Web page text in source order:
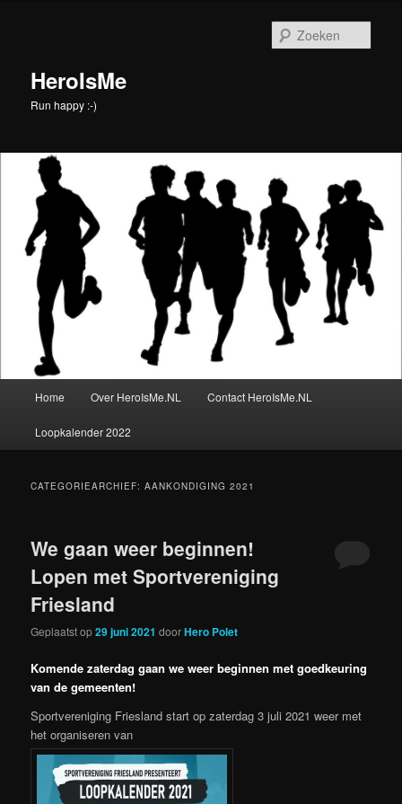
inhoud
inhoudHeroIsMe
Run happy :-)
Home Over HeroIsMe.NL Contact HeroIsMe.NL
Loopkalender 2022
CATEGORIEARCHIEF:AANKONDIGING 2021
We gaan weer beginnen!
Lopen met Sportvereniging
Friesland
Geplaatst op29 juni 2021 doorHero Polet
Komende zaterdag gaan we weer beginnen met goedkeuring
van de gemeenten!
Sportvereniging Friesland start op zaterdag 3 juli 2021 weer met
het organiseren van